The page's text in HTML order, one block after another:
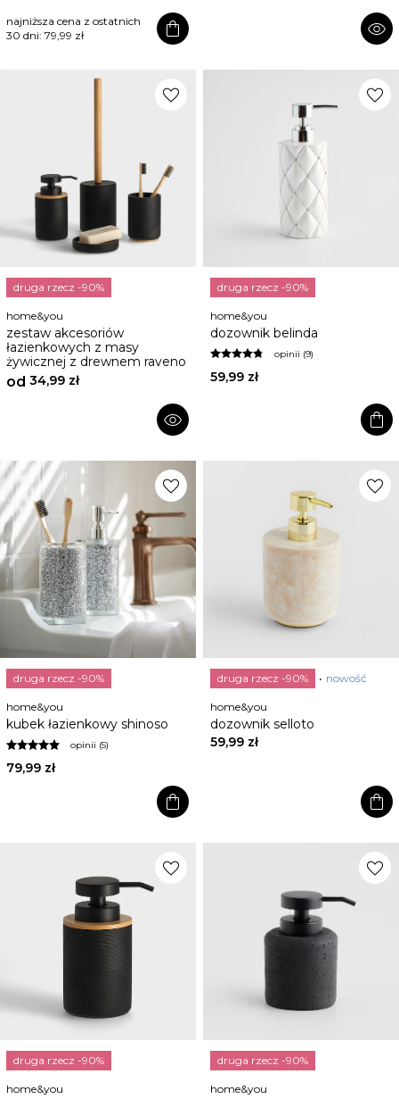
najniższa cena z ostatnich
30 dni: 79,99 zł shopping_bag visibility
favorite
druga rzecz -90%
home&you
zestaw akcesoriów
łazienkowych z masy
żywicznej z drewnem raveno
od 34,99 zł
visibility
favorite
druga rzecz -90%
home&you
dozownik belinda
opinii (9)
59,99 zł
shopping_bag
favorite
druga rzecz -90%
home&you
kubek łazienkowy shinoso
opinii (5)
79,99 zł
shopping_bag
favorite
druga rzecz -90% nowość
home&you
dozownik selloto
59,99 zł
shopping_bag
favorite
druga rzecz -90%
home&you
favorite
druga rzecz -90%
home&you